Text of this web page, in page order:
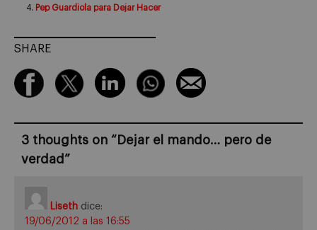
Pep Guardiola para Dejar Hacer
SHARE
3 thoughts on “ Dejar el mando… pero de
verdad ”
Liseth dice:
19/06/2012 a las 16:55